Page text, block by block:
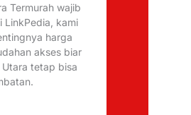
Termurah wajib
LinkPedia, kami
harga
akses biar
tetap bisa